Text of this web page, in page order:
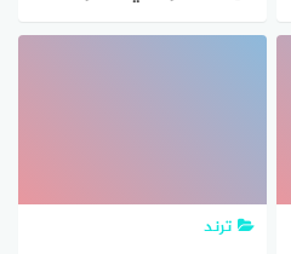
فيها برامج معالجة النصوص
ترند